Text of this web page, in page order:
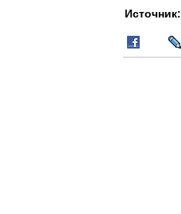
Источник: